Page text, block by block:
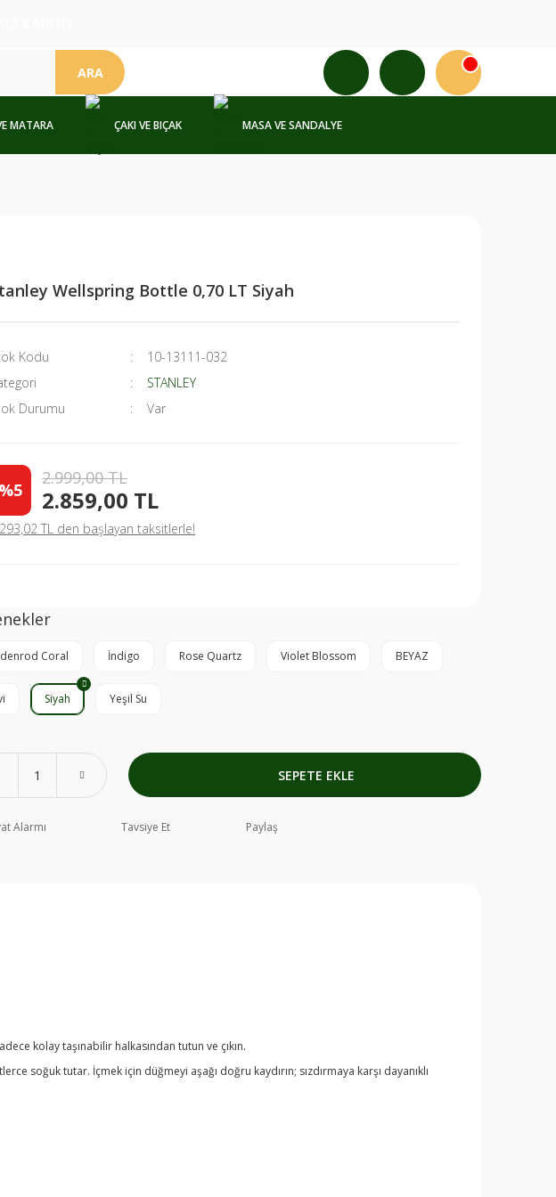
ARA
MATARA ÇAKI VE BIÇAK MASA VE SANDALYE
Wellspring Bottle 0,70 LT Siyah
Kodu
10-13111-032
STANLEY
Durumu
Var
%5
2.999,00 TL
2.859,00 TL
TL den başlayan taksitlerle!
Coral İndigo Rose Quartz Violet Blossom BEYAZ
Siyah Yeşil Su
SEPETE EKLE
Alarmı Tavsiye Et Paylaş
kolay taşınabilir halkasından tutun ve çıkın.
soğuk tutar. İçmek için düğmeyi aşağı doğru kaydırın; sızdırmaya karşı dayanıklı